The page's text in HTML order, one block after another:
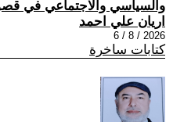
والسياسي والاجتماعي في
اريان علي احمد
2026 / 8 / 6
كتابات ساخرة